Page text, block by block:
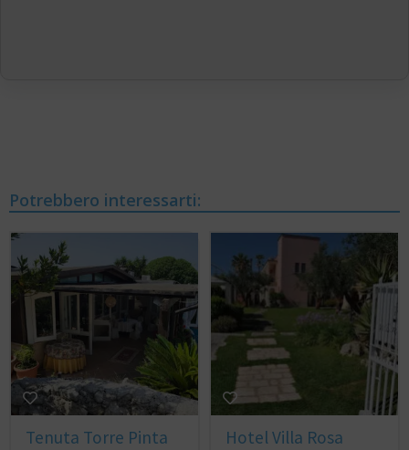
Potrebbero interessarti:
Tenuta Torre Pinta
Hotel Villa Rosa